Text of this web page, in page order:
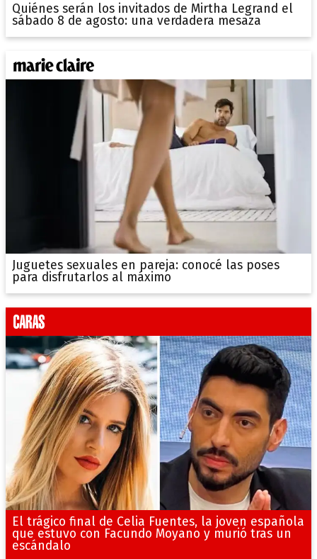
Quiénes serán los invitados de Mirtha Legrand el
sábado 8 de agosto: una verdadera mesaza
Juguetes sexuales en pareja: conocé las poses
para disfrutarlos al máximo
El trágico final de Celia Fuentes, la joven española
que estuvo con Facundo Moyano y murió tras un
escándalo